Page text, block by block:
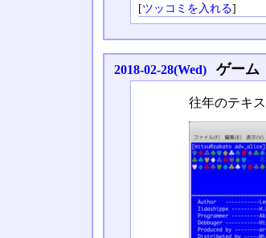
[ツッコミを入れる]
2018-02-28(Wed) ゲーム
往年のテキ